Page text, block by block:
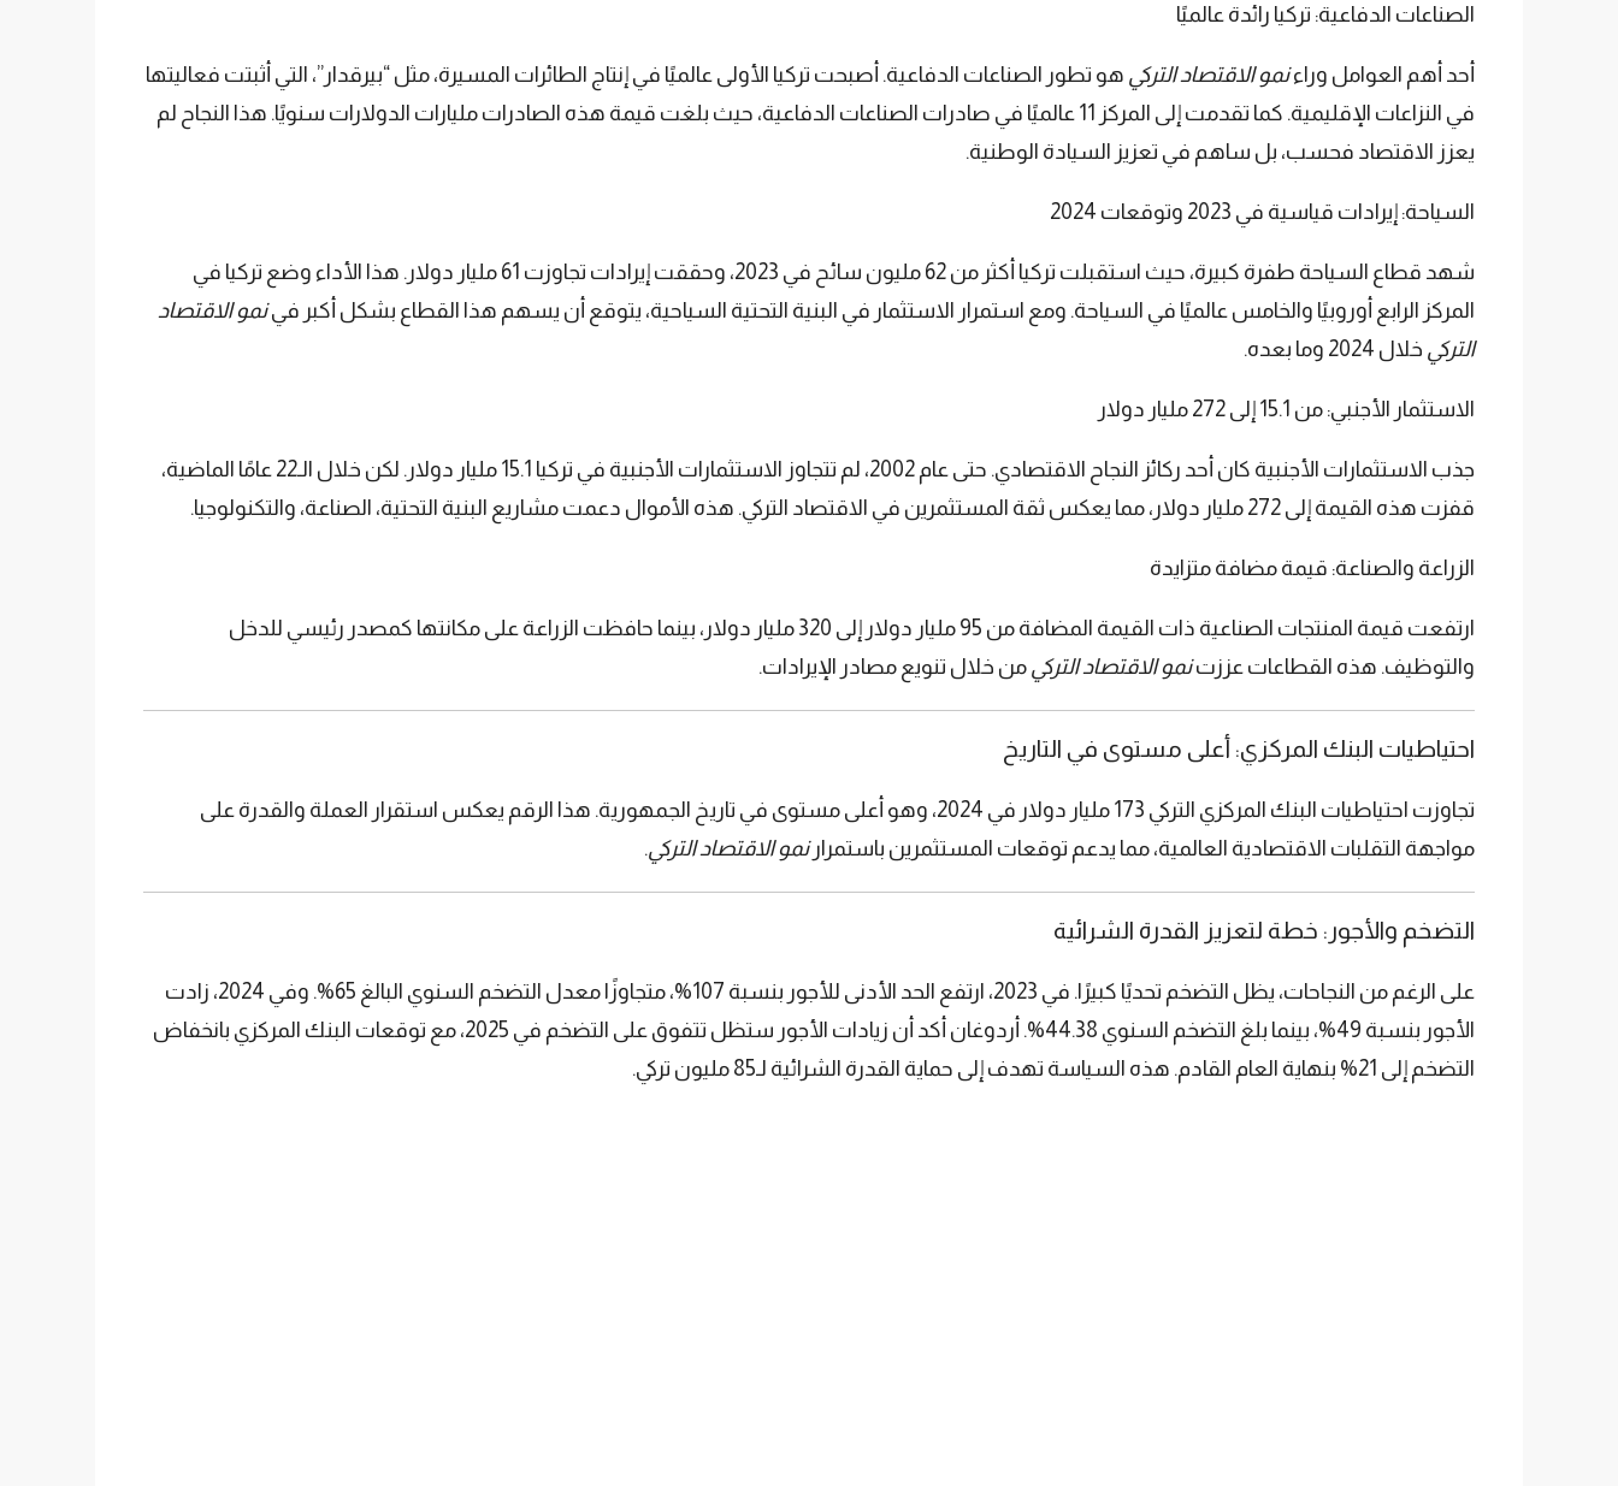
الصناعات الدفاعية: تركيا رائدة عالميًا
أحد أهم العوامل وراءنمو الاقتصاد التركي هو تطور الصناعات الدفاعية. أصبحت تركيا الأولى عالميًا في إنتاج الطائرات المسيرة، مثل “بيرقدار”، التي أثبتت فعاليتها
في النزاعات الإقليمية. كما تقدمت إلى المركز 11 عالميًا في صادرات الصناعات الدفاعية، حيث بلغت قيمة هذه الصادرات مليارات الدولارات سنويًا. هذا النجاح لم
يعزز الاقتصاد فحسب، بل ساهم في تعزيز السيادة الوطنية.
السياحة: إيرادات قياسية في 2023 وتوقعات 2024
شهد قطاع السياحة طفرة كبيرة، حيث استقبلت تركيا أكثر من 62 مليون سائح في 2023، وحققت إيرادات تجاوزت 61 مليار دولار. هذا الأداء وضع تركيا في
المركز الرابع أوروبيًا والخامس عالميًا في السياحة. ومع استمرار الاستثمار في البنية التحتية السياحية، يتوقع أن يسهم هذا القطاع بشكل أكبر فينمو الاقتصاد
التركي خلال 2024 وما بعده.
الاستثمار الأجنبي: من 15.1 إلى 272 مليار دولار
جذب الاستثمارات الأجنبية كان أحد ركائز النجاح الاقتصادي. حتى عام 2002، لم تتجاوز الاستثمارات الأجنبية في تركيا 15.1 مليار دولار. لكن خلال الـ22 عامًا الماضية،
قفزت هذه القيمة إلى 272 مليار دولار، مما يعكس ثقة المستثمرين في الاقتصاد التركي. هذه الأموال دعمت مشاريع البنية التحتية، الصناعة، والتكنولوجيا.
الزراعة والصناعة: قيمة مضافة متزايدة
ارتفعت قيمة المنتجات الصناعية ذات القيمة المضافة من 95 مليار دولار إلى 320 مليار دولار، بينما حافظت الزراعة على مكانتها كمصدر رئيسي للدخل
والتوظيف. هذه القطاعات عززتنمو الاقتصاد التركي من خلال تنويع مصادر الإيرادات.
احتياطيات البنك المركزي: أعلى مستوى في التاريخ
تجاوزت احتياطيات البنك المركزي التركي 173 مليار دولار في 2024، وهو أعلى مستوى في تاريخ الجمهورية. هذا الرقم يعكس استقرار العملة والقدرة على
مواجهة التقلبات الاقتصادية العالمية، مما يدعم توقعات المستثمرين باستمرارنمو الاقتصاد التركي.
التضخم والأجور: خطة لتعزيز القدرة الشرائية
على الرغم من النجاحات، يظل التضخم تحديًا كبيرًا. في 2023، ارتفع الحد الأدنى للأجور بنسبة 107%، متجاوزًا معدل التضخم السنوي البالغ 65%. وفي 2024، زادت
الأجور بنسبة 49%، بينما بلغ التضخم السنوي 44.38%. أردوغان أكد أن زيادات الأجور ستظل تتفوق على التضخم في 2025، مع توقعات البنك المركزي بانخفاض
التضخم إلى 21% بنهاية العام القادم. هذه السياسة تهدف إلى حماية القدرة الشرائية لـ85 مليون تركي.